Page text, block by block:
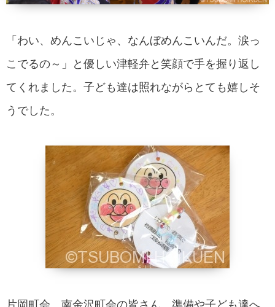
「わい、めんこいじゃ、なんぼめんこいんだ。涙っ
こでるの～」と優しい津軽弁と笑顔で手を握り返し
てくれました。子ども達は照れながらとても嬉しそ
うでした。